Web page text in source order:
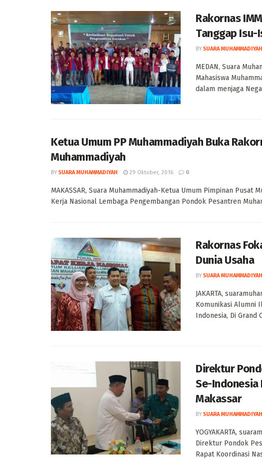
Rakornas
Tanggap Isu-
BY SUARA MUHAMMADIYAH
MEDAN, Suara
Mahasiswa
dalam menjaga
Ketua Umum PP Muhammadiyah Buka
Muhammadiyah
BY SUARA MUHAMMADIYAH 29 Oktober, 2016 0
MAKASSAR, Suara Muhammadiyah-Ketua Umum Pimpinan Pusat
Kerja Nasional Lembaga Pengembangan Pondok Pesantren
Rakornas
Dunia Usaha
BY SUARA MUHAMMADIYAH
JAKARTA,
Komunikasi Alumni
Indonesia, Di Grand
Direktur
Se-
Makassar
BY SUARA MUHAMMADIYAH
YOGYAKARTA,
Direktur Pondok
Rapat Koordinasi